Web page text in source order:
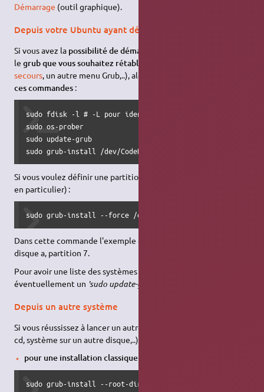
Démarrage (outil graphique).
Depuis votre Ubuntu ayant démarré
Si vous avez la possibilité de démarrer
legrub que vous souhaitez rétablir
secours, un autre menu Grub,..), alors tapez
ces commandes :
sudo fdisk -l # -L pour identifier le disque contenant
sudo os-prober
sudo update-grub
sudo grub-install /dev/CodeDuDisqueUbuntu # par exemple
Si vous voulez définir une partition en particulier (ou un disque
en particulier) :
sudo grub-install --force /dev/sda7
Dans cette commande l'exemple considère qu'il s'agit du
disque a, partition 7.
Pour avoir une liste des systèmes installés
éventuellement un 'sudo update-grub'
Depuis un autre système
Si vous réussissez à lancer un autre linux contenant Grub2 (live-
cd, système sur un autre disque,..), vous avez 2 cas de figure :
pour une installation classiquela commande à lancer est :
sudo grub-install --root-directory=/media/NomUtilisateur/